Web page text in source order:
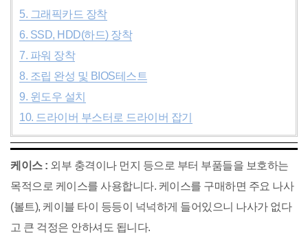
5. 그래픽카드 장착
6. SSD, HDD(하드) 장착
7. 파워 장착
8. 조립 완성 및 BIOS테스트
9. 윈도우 설치
10. 드라이버 부스터로 드라이버 잡기
케이스 : 외부 충격이나 먼지 등으로 부터 부품들을 보호하는
목적으로 케이스를 사용합니다. 케이스를 구매하면 주요 나사
(볼트), 케이블 타이 등등이 넉넉하게 들어있으니 나사가 없다
고 큰 걱정은 안하셔도 됩니다.